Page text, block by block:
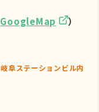
GoogleMap
）
岐阜ステーションビル内